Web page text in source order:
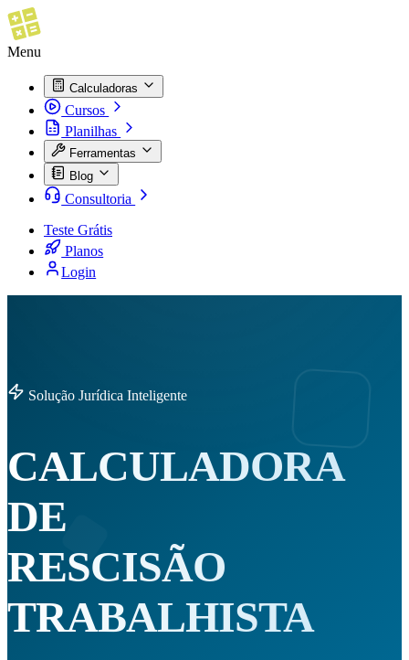
Menu
Calculadoras
Cursos
Planilhas
Ferramentas
Blog
Consultoria
Teste Grátis
Planos
Login
Solução Jurídica Inteligente
CALCULADORA
DE
RESCISÃO
TRABALHISTA